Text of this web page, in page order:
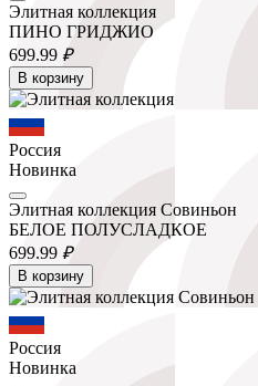
Элитная коллекция
ПИНО ГРИДЖИО
699.99 ₽
В корзину
Россия
Новинка
Элитная коллекция Совиньон
БЕЛОЕ ПОЛУСЛАДКОЕ
699.99 ₽
В корзину
Россия
Новинка